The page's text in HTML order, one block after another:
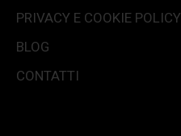
PRIVACY E COOKIE POLICY
BLOG
CONTATTI